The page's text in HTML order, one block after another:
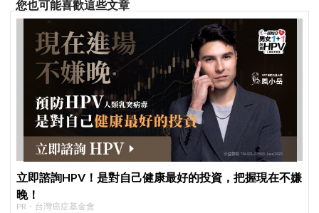
您也可能喜歡這些文章
立即諮詢HPV！是對自己健康最好的投資，把握現在不嫌
晚！
PR・台灣癌症基金會